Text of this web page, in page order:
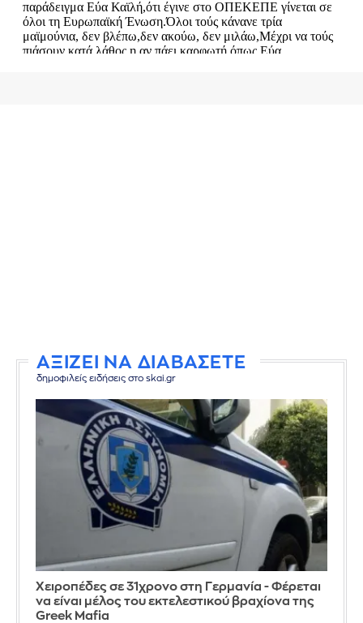
ΑΞΙΖΕΙ ΝΑ ΔΙΑΒΑΣΕΤΕ
δημοφιλείς ειδήσεις στο skai.gr
Χειροπέδες σε 31χρονο στη Γερμανία - Φέρεται
να είναι μέλος του εκτελεστικού βραχίονα της
Greek Mafia